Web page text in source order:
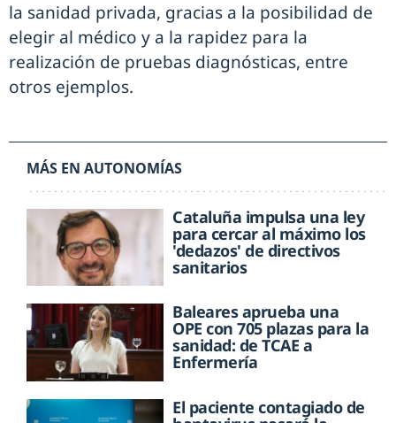
la sanidad privada, gracias a la posibilidad de
elegir al médico y a la rapidez para la
realización de pruebas diagnósticas, entre
otros ejemplos.
MÁS EN AUTONOMÍAS
Cataluña impulsa una ley
para cercar al máximo los
'dedazos' de directivos
sanitarios
Baleares aprueba una
OPE con 705 plazas para la
sanidad: de TCAE a
Enfermería
El paciente contagiado de